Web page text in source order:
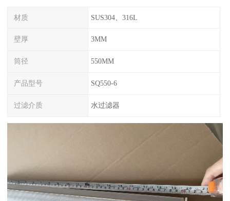
材质 SUS304、316L
壁厚 3MM
筒径 550MM
产品型号 SQ550-6
过滤介质 水过滤器